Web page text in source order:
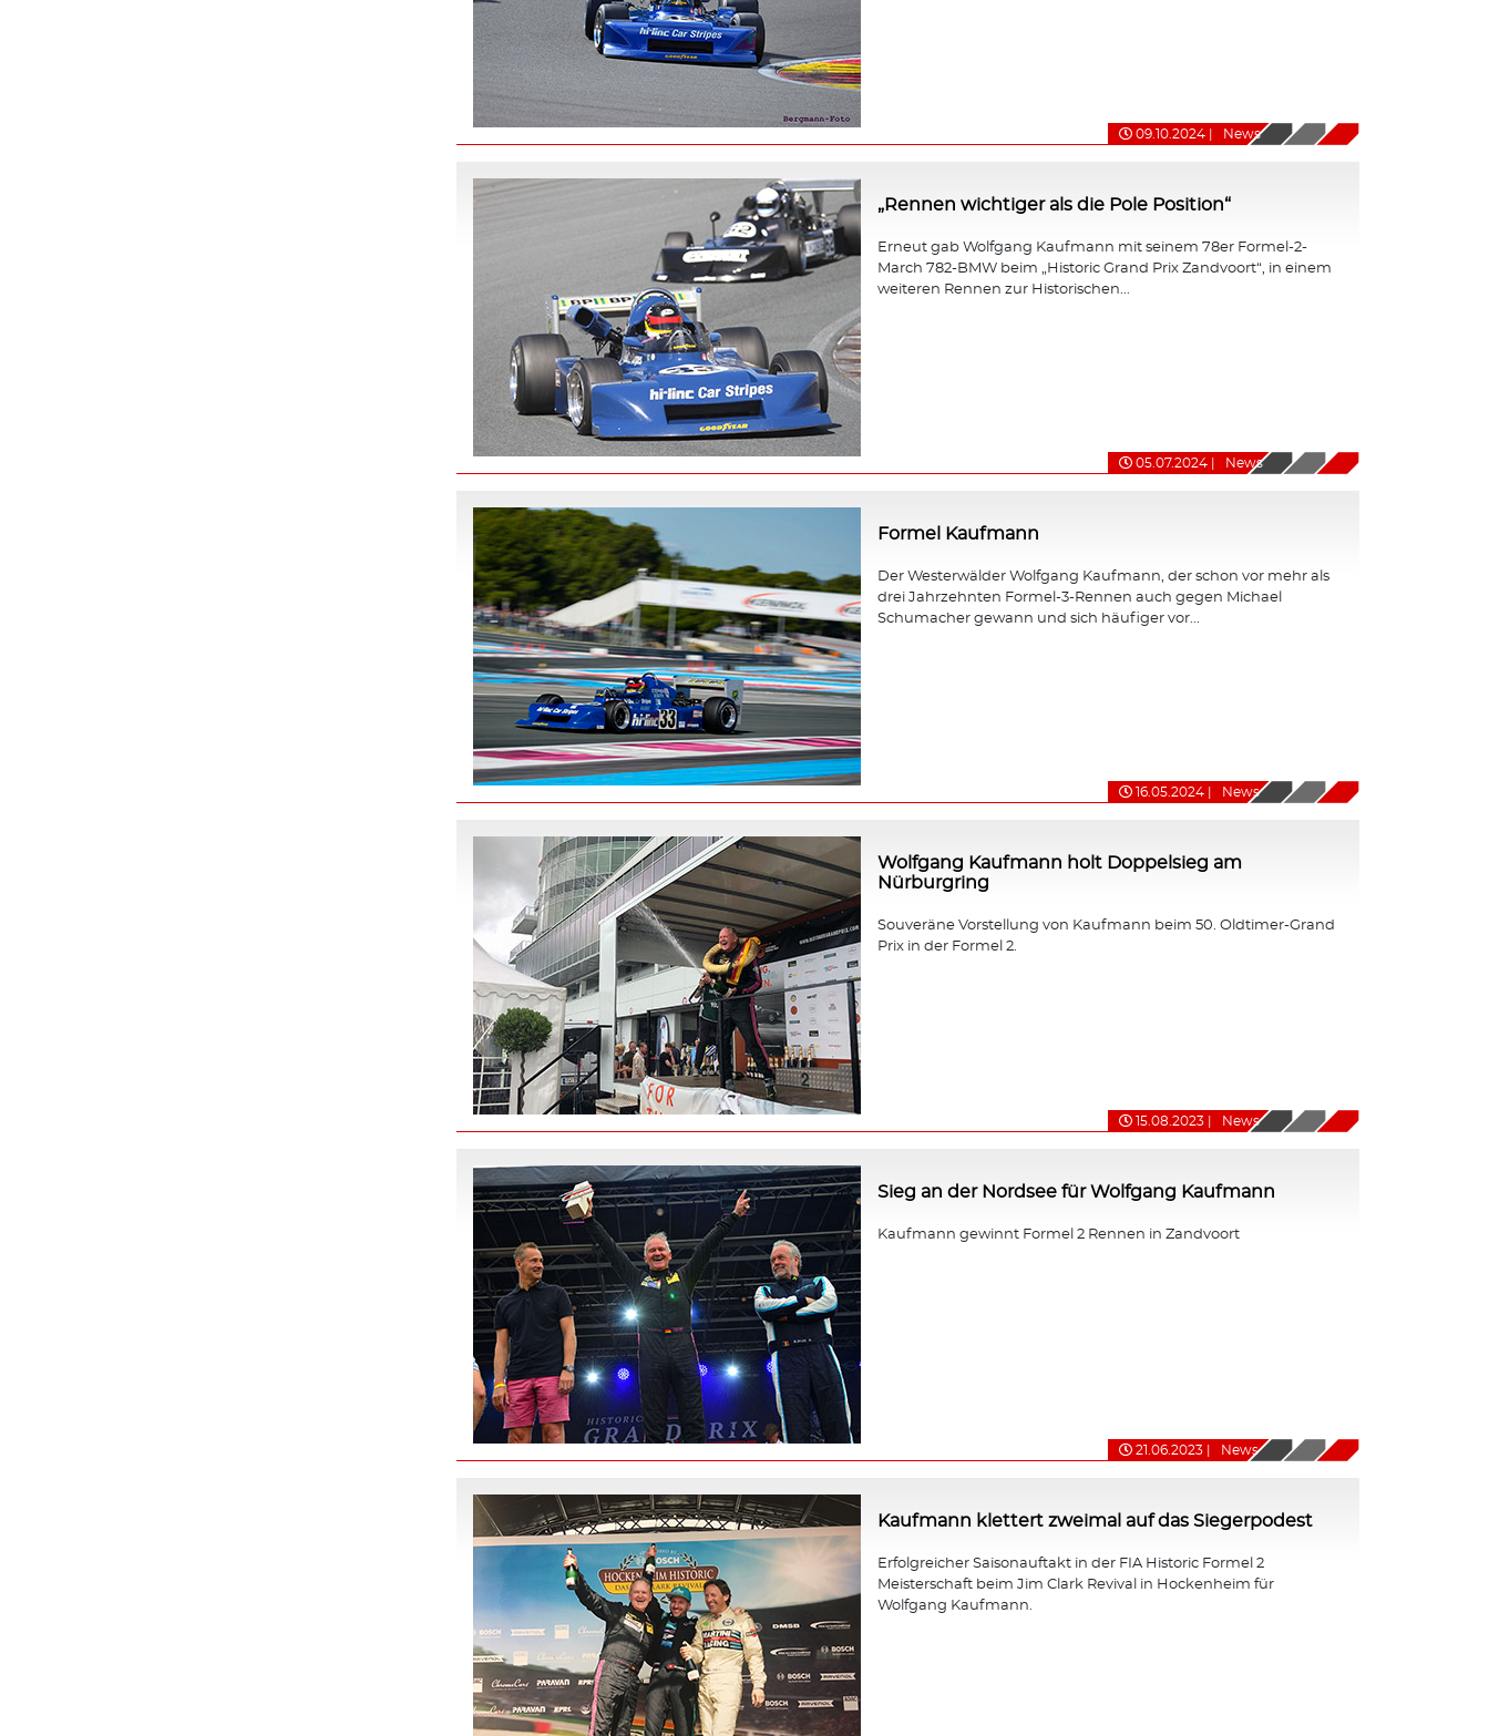
09.10.2024 News
„Rennen wichtiger als die Pole Position“
Erneut gab Wolfgang Kaufmann mit seinem 78er Formel-2-
March 782-BMW beim „Historic Grand Prix Zandvoort“, in einem
weiteren Rennen zur Historischen...
05.07.2024 News
Formel Kaufmann
Der Westerwälder Wolfgang Kaufmann, der schon vor mehr als
drei Jahrzehnten Formel-3-Rennen auch gegen Michael
Schumacher gewann und sich häufiger vor...
16.05.2024 News
Wolfgang Kaufmann holt Doppelsieg am
Nürburgring
Souveräne Vorstellung von Kaufmann beim 50. Oldtimer-Grand
Prix in der Formel 2.
15.08.2023 News
Sieg an der Nordsee für Wolfgang Kaufmann
Kaufmann gewinnt Formel 2 Rennen in Zandvoort
21.06.2023 News
Kaufmann klettert zweimal auf das Siegerpodest
Erfolgreicher Saisonauftakt in der FIA Historic Formel 2
Meisterschaft beim Jim Clark Revival in Hockenheim für
Wolfgang Kaufmann.